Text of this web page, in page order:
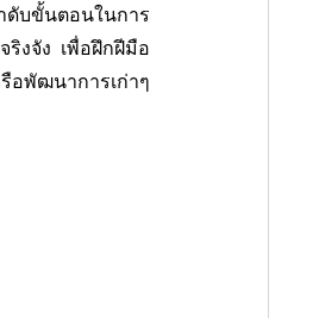
ดับขั้นตอนในการ
ริงจัง เพื่อฝึกฝีมือ
อพัฒนาการเก่าๆ